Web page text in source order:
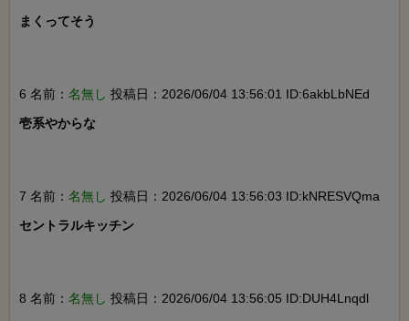
まくってそう
6 名前： 名無し 投稿日：2026/06/04 13:56:01 ID:6akbLbNEd
壱系やからな
7 名前： 名無し 投稿日：2026/06/04 13:56:03 ID:kNRESVQma
セントラルキッチン
8 名前： 名無し 投稿日：2026/06/04 13:56:05 ID:DUH4Lnqdl